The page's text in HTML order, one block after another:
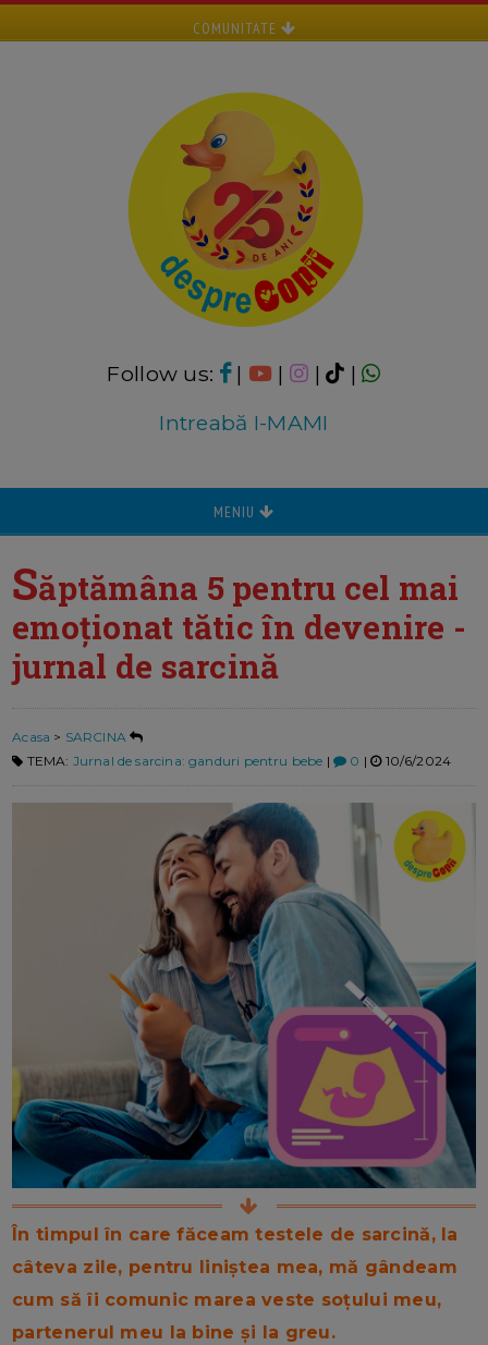
COMUNITATE
Follow us: | | |
|
Intreabă I-MAMI
MENIU
Săptămâna 5 pentru cel mai
emoționat tătic în devenire -
jurnal de sarcină
Acasa > SARCINA
TEMA: Jurnal de sarcina: ganduri pentru bebe | 0 | 10/6/2024
În timpul în care făceam testele de sarcină, la
câteva zile, pentru liniștea mea, mă gândeam
cum să îi comunic marea veste soțului meu,
partenerul meu la bine și la greu.